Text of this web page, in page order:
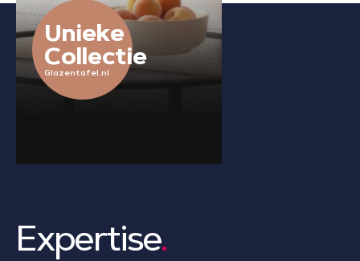
Unieke
Collectie
Glazentafel.nl
Expertise.